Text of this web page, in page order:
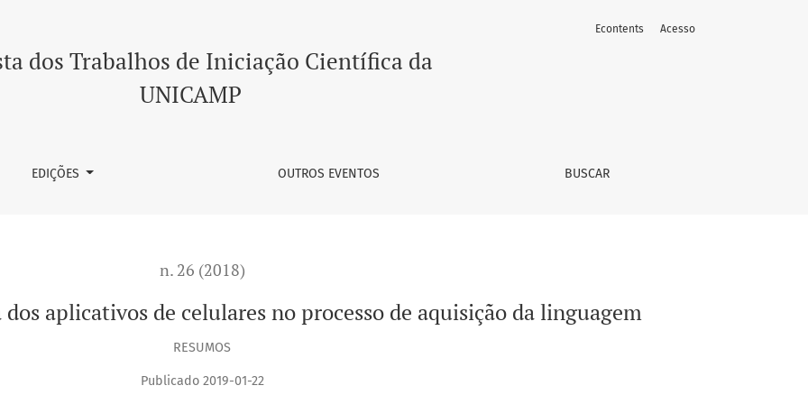
no processo de aquisição da linguagem
dos Trabalhos de Iniciação Científica da
UNICAMP
EDIÇÕES OUTROS EVENTOS BUSCAR
Econtents Acesso
n. 26 (2018)
aplicativos de celulares no processo de aquisição da linguagem
RESUMOS
Publicado 2019-01-22